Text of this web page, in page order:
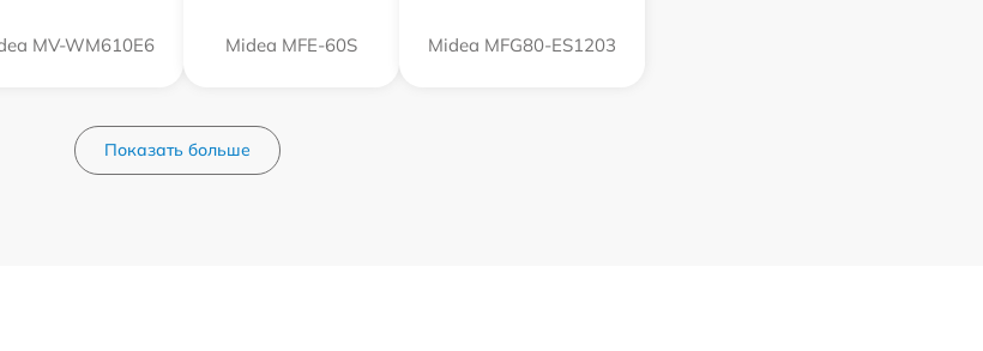
MV-WM610E6 Midea MFE-60S Midea MFG80-ES1203
Показать больше